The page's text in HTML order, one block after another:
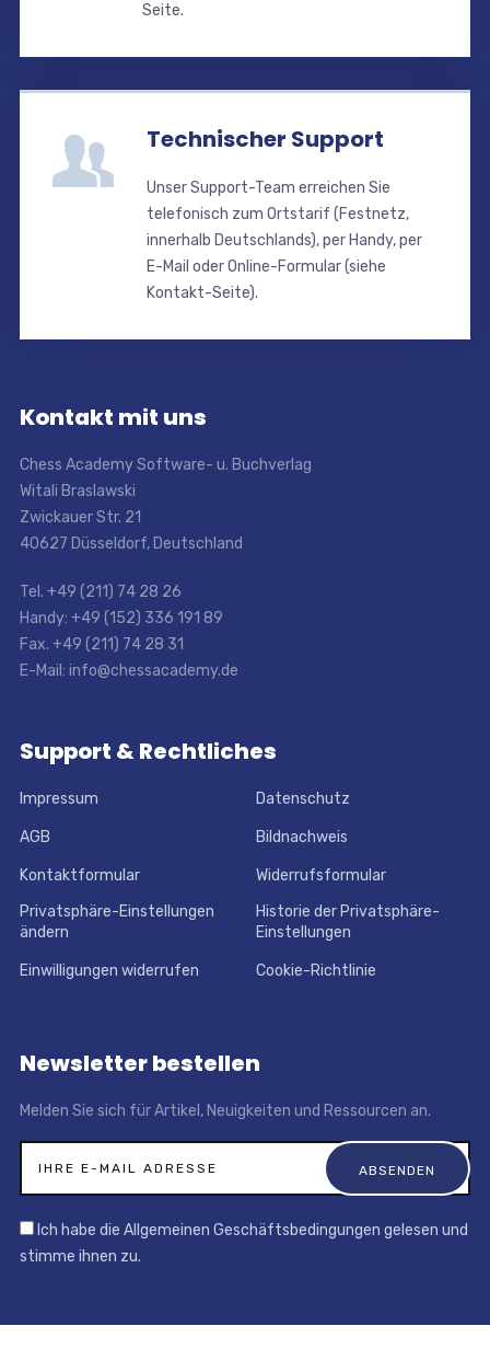
Seite.
Technischer Support
Unser Support-Team erreichen Sie
telefonisch zum Ortstarif (Festnetz,
innerhalb Deutschlands), per Handy, per
E-Mail oder Online-Formular (siehe
Kontakt-Seite).
Kontakt mit uns
Chess Academy Software- u. Buchverlag
Witali Braslawski
Zwickauer Str. 21
40627 Düsseldorf, Deutschland
Tel. +49 (211) 74 28 26
Handy: +49 (152) 336 191 89
Fax. +49 (211) 74 28 31
E-Mail: info@chessacademy.de
Support & Rechtliches
Impressum Datenschutz
AGB Bildnachweis
Kontaktformular
Widerrufsformular
Privatsphäre-Einstellungen
ändern
Historie der Privatsphäre-
Einstellungen
Einwilligungen widerrufen Cookie-Richtlinie
Newsletter bestellen
Melden Sie sich für Artikel, Neuigkeiten und Ressourcen an.
Ich habe die Allgemeinen Geschäftsbedingungen gelesen und
stimme ihnen zu.